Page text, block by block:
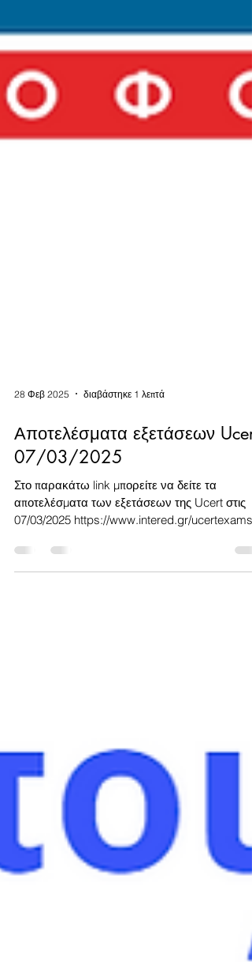
Αποτελέσματα εξετάσεων Ucert
07/03/2025
Στο παρακάτω link μπορείτε να δείτε τα
αποτελέσματα των εξετάσεων της Ucert στις
07/03/2025 https://www.intered.gr/ucertexams